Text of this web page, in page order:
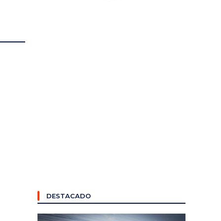
DESTACADO